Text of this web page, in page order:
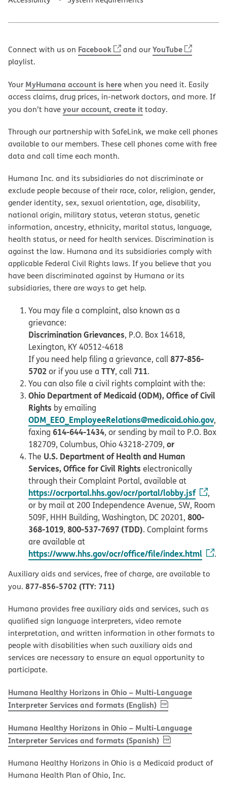
Connect with us on Facebook and ourYouTube
playlist.
Your MyHumana account is herewhen you need it. Easily
access claims, drug prices, in-network doctors, and more. If
you don’t haveyour account, create ittoday.
Through our partnership with SafeLink, we make cell phones
available to our members. These cell phones come with free
data and call time each month.
Humana Inc. and its subsidiaries do not discriminate or
exclude people because of their race, color, religion, gender,
gender identity, sex, sexual orientation, age, disability,
national origin, military status, veteran status, genetic
information, ancestry, ethnicity, marital status, language,
health status, or need for health services. Discrimination is
against the law. Humana and its subsidiaries comply with
applicable Federal Civil Rights laws. If you believe that you
have been discriminated against by Humana or its
subsidiaries, there are ways to get help.
You may file a complaint, also known as a
grievance:
Discrimination Grievances, P.O. Box 14618,
Lexington, KY 40512-4618
If you need help filing a grievance, call877-856-
5702 or if you use a TTY, call 711.
You can also file a civil rights complaint with the:
Ohio Department of Medicaid (ODM), Office of Civil
Rights by emailing
ODM_EEO_EmployeeRelations@medicaid.ohio.gov,
faxing 614-644-1434, or sending by mail to P.O. Box
182709, Columbus, Ohio 43218-2709, or
The U.S. Department of Health and Human
Services, Office for Civil Rights electronically
through their Complaint Portal, available at
https://ocrportal.hhs.gov/ocr/portal/lobby.jsf
,
or by mail at 200 Independence Avenue, SW, Room
509F, HHH Building, Washington, DC 20201, 800-
368-1019, 800-537-7697 (TDD). Complaint forms
are available at
https://www.hhs.gov/ocr/office/file/index.html .
Auxiliary aids and services, free of charge, are available to
you. 877-856-5702 (TTY: 711)
Humana provides free auxiliary aids and services, such as
qualified sign language interpreters, video remote
interpretation, and written information in other formats to
people with disabilities when such auxiliary aids and
services are necessary to ensure an equal opportunity to
participate.
Humana Healthy Horizons in Ohio – Multi-Language
Interpreter Services and formats (English), PDF(opens in new
Humana Healthy Horizons in Ohio – Multi-Language
Interpreter Services and formats (Spanish), PDF(opens in new
Humana Healthy Horizons in Ohio is a Medicaid product of
Humana Health Plan of Ohio, Inc.